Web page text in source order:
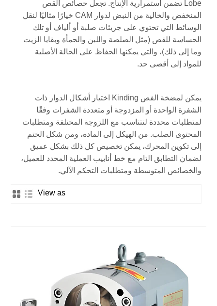
Lobe تضمن استمرارية الإنتاج. تجعل خصائص القص
المنخفض والخالية من النبض لدوار CAM خيارًا مثاليًا لنقل
الوسائط التي تحتوي على جزيئات صلبة أو ألياف أو تلك
الحساسة للقص (مثل الصلصة واللبن والحمأة وبقايا الزيت
وما إلى ذلك)، والتي يمكنها الحفاظ على الحالة الأصلية
للمواد إلى أقصى حد.
يمكن لمضخة الفص Kinding اختيار أشكال الدوار ذات
الشفرة الواحدة أو المزدوجة أو متعددة الشفرات وفقًا
لمتطلبات محددة لتتناسب مع اللزوجة المختلفة ومتطلبات
المحتوى الصلب. من الهيكل إلى المادة، ومن شكل الختم
إلى تكوين المحرك، يمكن تخصيص كل ذلك بشكل عميق
لضمان التطابق التام مع خط أنابيب العملية المحدد للعميل،
والخصائص المتوسطة ومتطلبات التحكم الآلي.
View as